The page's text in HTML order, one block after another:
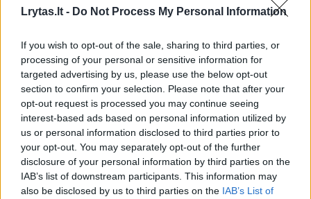
Lrytas.lt - Do Not Process My Personal Information
If you wish to opt-out of the sale, sharing to third parties, or
processing of your personal or sensitive information for
targeted advertising by us, please use the below opt-out
section to confirm your selection. Please note that after your
opt-out request is processed you may continue seeing
interest-based ads based on personal information utilized by
us or personal information disclosed to third parties prior to
your opt-out. You may separately opt-out of the further
disclosure of your personal information by third parties on the
IAB’s list of downstream participants. This information may
also be disclosed by us to third parties on the IAB’s List of
Latvijos.
Įvertinti šunis Lietuvos kinologų draugija taip
pat pakvietė tarptautinius teisėjus,
patyrusius šunų veislių specialistus iš
Norvegijos, Švedijos, Suomijos, Danijos,
Jungtinės Karalystės, Airijos, Kipro, Slovakijos,
Austrijos, Vengrijos ir Serbijos.